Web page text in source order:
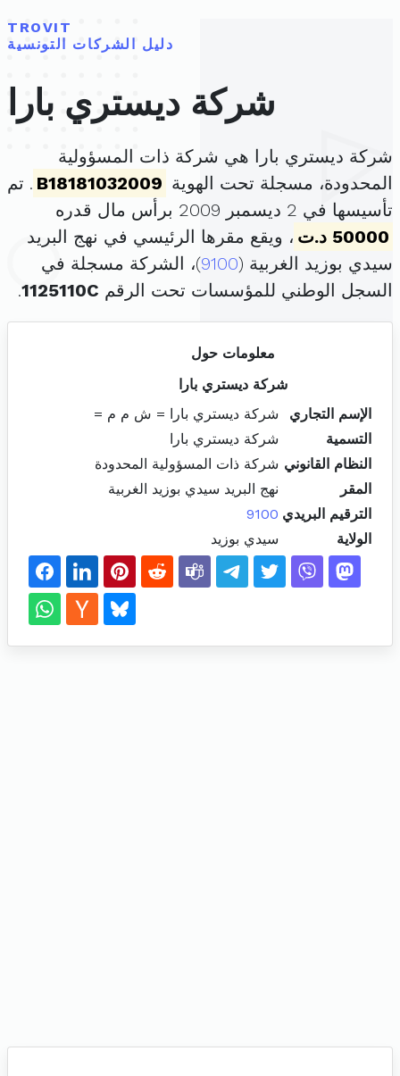
TROVIT
دليل الشركات التونسية
شركة ديستري بارا
شركة ديستري بارا هي شركة ذات المسؤولية
المحدودة، مسجلة تحت الهوية B18181032009 . تم
تأسيسها في 2 ديسمبر 2009 برأس مال قدره
50000 د.ت
، ويقع مقرها الرئيسي في نهج البريد
سيدي بوزيد الغربية (9100)، الشركة مسجلة في
السجل الوطني للمؤسسات تحت الرقم 1125110C
.
معلومات حول
شركة ديستري بارا
الإسم التجاري
شركة ديستري بارا = ش م م =
التسمية
شركة ديستري بارا
النظام القانوني شركة ذات المسؤولية المحدودة
المقر
نهج البريد سيدي بوزيد الغربية
الترقيم البريدي 9100
الولاية
سيدي بوزيد